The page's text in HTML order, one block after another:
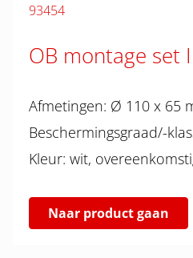
93454
OB montage set
Afmetingen: Ø 110 x 65
Beschermingsgraad/-
Kleur: wit,
Naar product gaan